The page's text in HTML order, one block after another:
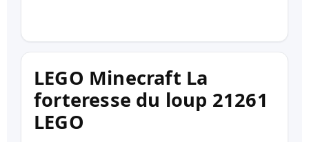
LEGO Minecraft La
forteresse du loup 21261
LEGO